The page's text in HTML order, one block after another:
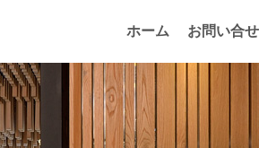
ホーム お問い合せ